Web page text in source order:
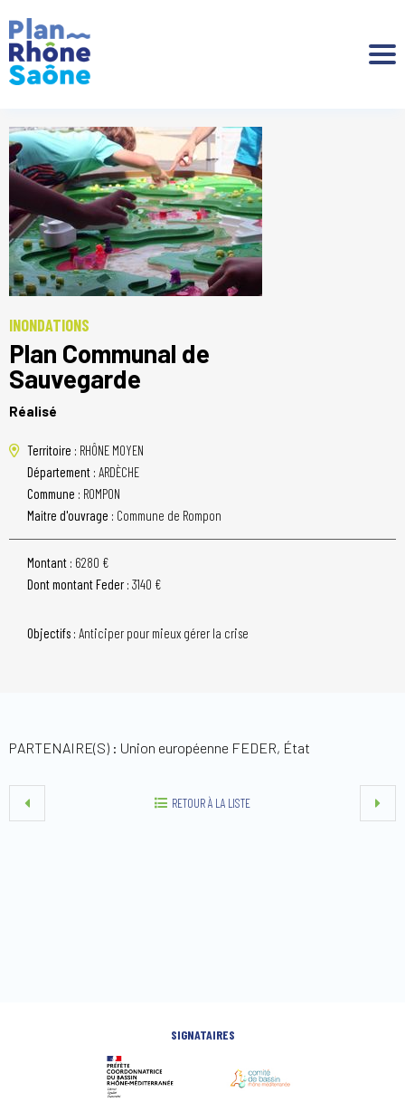
INONDATIONS
Plan Communal de
Sauvegarde
Réalisé
Territoire : RHÔNE MOYEN
Département : ARDÈCHE
Commune : ROMPON
Maitre d'ouvrage : Commune de Rompon
Montant : 6280 €
Dont montant Feder : 3140 €
Objectifs : Anticiper pour mieux gérer la crise
PARTENAIRE(S) : Union européenne FEDER, État
RETOUR À LA LISTE
SIGNATAIRES